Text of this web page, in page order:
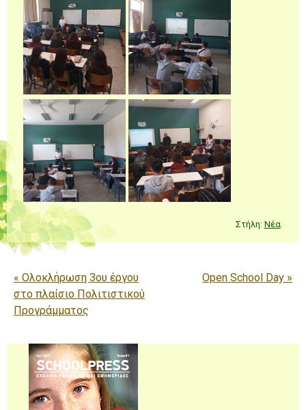
Στήλη: Νέα.
Πλοήγηση άρθρων
« Ολοκλήρωση 3ου έργου
στο πλαίσιο Πολιτιστικού
Προγράμματος
Open School Day »